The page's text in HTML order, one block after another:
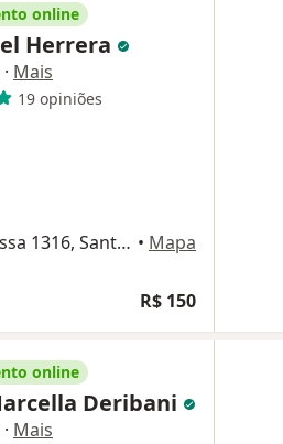
online
Herrera
· Mais
19 opiniões
Avenida Doutor Pedro Lessa 1316, Santos • Mapa
R$ 150
online
Deribani
· Mais